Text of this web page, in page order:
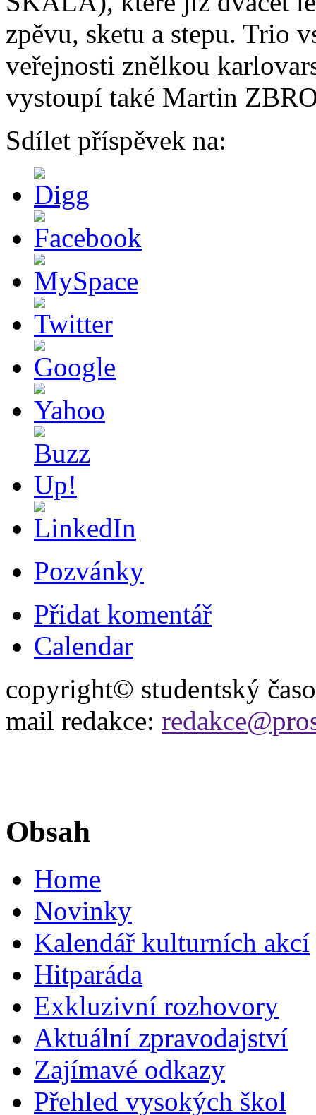
zpěvu, sketu a stepu. Trio
veřejnosti znělkou
vystoupí také Martin
Sdílet příspěvek na:
Pozvánky
Přidat komentář
Calendar
copyright© studentský
mail redakce:
Obsah
Home
Novinky
Kalendář kulturních akcí
Hitparáda
Exkluzivní rozhovory
Aktuální zpravodajství
Zajímavé odkazy
Přehled vysokých škol